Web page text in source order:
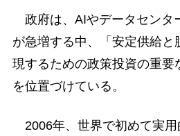
政府は、AIやデータセンタ
が急増する中、「安定供給と
現するための政策投資の重要
を位置づけている。
2006年、世界で初めて実用